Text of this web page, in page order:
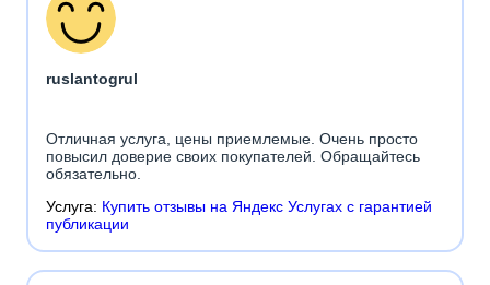
ruslantogrul
Отличная услуга, цены приемлемые. Очень просто
повысил доверие своих покупателей. Обращайтесь
обязательно.
Услуга: Купить отзывы на Яндекс Услугах с гарантией
публикации